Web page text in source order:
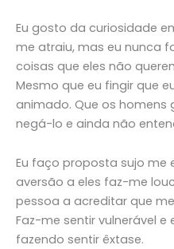
Eu gosto da curiosidade
me atraiu, mas eu nunca
coisas que eles não
Mesmo que eu fingir que
animado. Que os
negá-lo e ainda não
Eu faço proposta sujo me
aversão a eles faz-me
pessoa a acreditar que
Faz-me sentir vulnerável e
fazendo sentir êxtase.